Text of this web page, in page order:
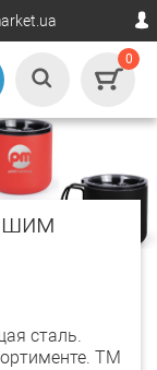
0
сталь.
ТМ